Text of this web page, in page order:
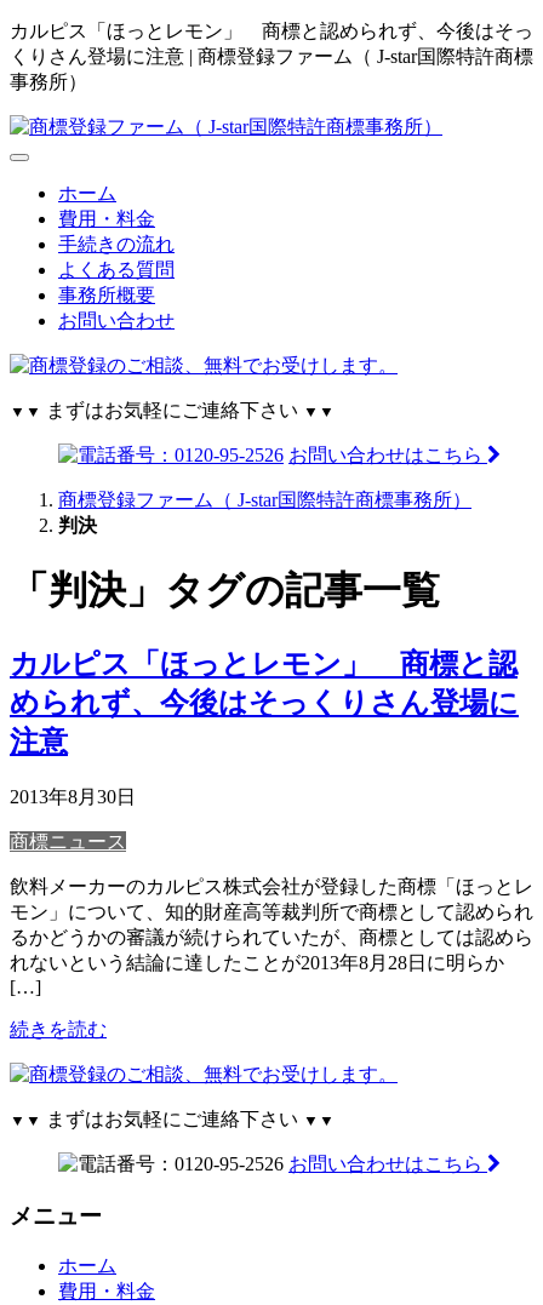
カルピス「ほっとレモン」 商標と認められず、今後はそっ
くりさん登場に注意 | 商標登録ファーム（ J-star国際特許商標
事務所）
ホーム
費用・料金
手続きの流れ
よくある質問
事務所概要
お問い合わせ
▼▼ まずはお気軽にご連絡下さい ▼▼
お問い合わせはこちら
商標登録ファーム（ J-star国際特許商標事務所）
判決
「判決」タグの記事一覧
カルピス「ほっとレモン」 商標と認
められず、今後はそっくりさん登場に
注意
2013年8月30日
商標ニュース
飲料メーカーのカルピス株式会社が登録した商標「ほっとレ
モン」について、知的財産高等裁判所で商標として認められ
るかどうかの審議が続けられていたが、商標としては認めら
れないという結論に達したことが2013年8月28日に明らか
[…]
続きを読む
▼▼ まずはお気軽にご連絡下さい ▼▼
お問い合わせはこちら
メニュー
ホーム
費用・料金